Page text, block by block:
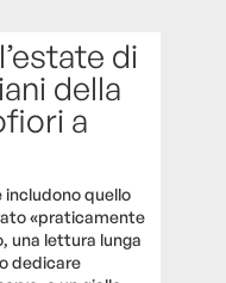
di
della
a
includono quello
«praticamente
una lettura lunga
dedicare